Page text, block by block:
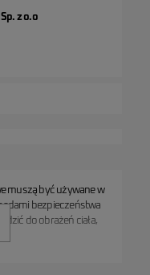
z o.o
muszą być używane w
bezpieczeństwa
do obrażeń ciała,
GPSR